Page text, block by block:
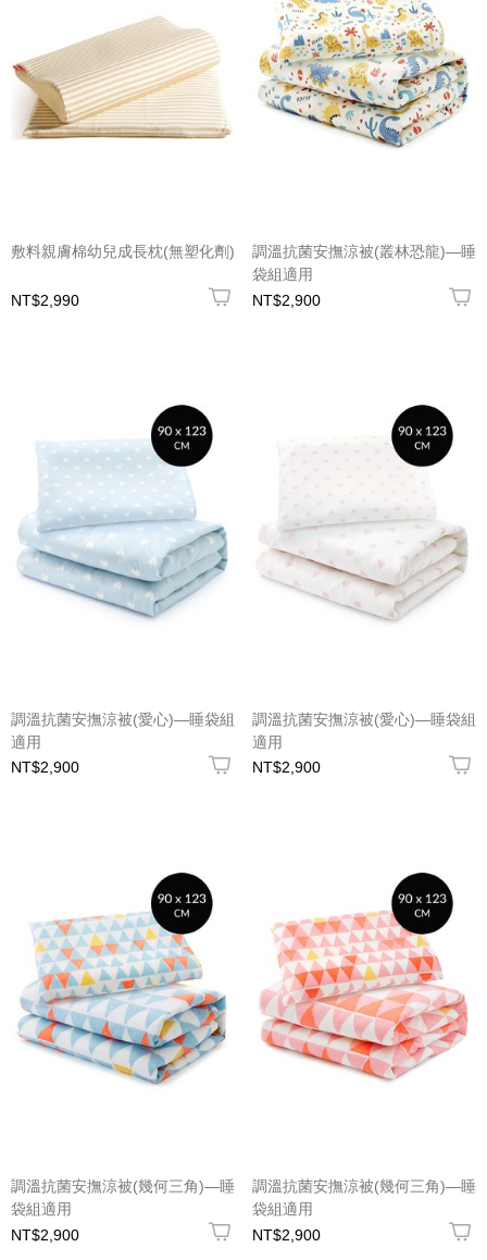
敷料親膚棉幼兒成長枕(無塑化劑)
NT$2,990
調溫抗菌安撫涼被(叢林恐龍)—睡
袋組適用
NT$2,900
調溫抗菌安撫涼被(愛心)—睡袋組
適用
NT$2,900
調溫抗菌安撫涼被(愛心)—睡袋組
適用
NT$2,900
調溫抗菌安撫涼被(幾何三角)—睡
袋組適用
NT$2,900
調溫抗菌安撫涼被(幾何三角)—睡
袋組適用
NT$2,900